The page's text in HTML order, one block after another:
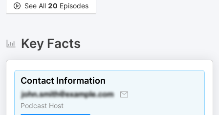
See All 20 Episodes
Key Facts
Contact Information
Podcast Host